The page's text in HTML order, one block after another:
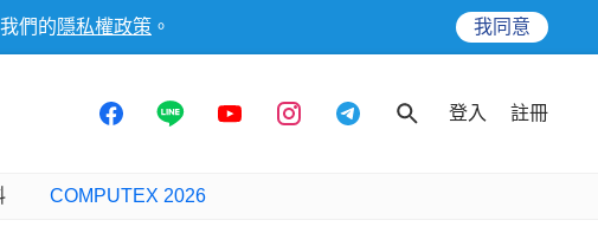
們的 隱私權政策 。 我同意
登入 註冊
COMPUTEX 2026